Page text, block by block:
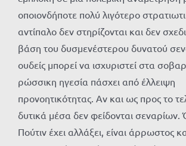
οποιονδήποτε πολύ λιγότερο
αντίπαλο δεν στηρίζονται και δεν
βάση του δυσμενέστερου δυνατού
ουδείς μπορεί να ισχυριστεί στα
ρώσσικη ηγεσία πάσχει από έλλειψη
προνοητικότητας. Αν και ως προς το
δυτικά μέσα δεν φείδονται σεναρίων.
Πούτιν έχει αλλάξει, είναι άρρωστος